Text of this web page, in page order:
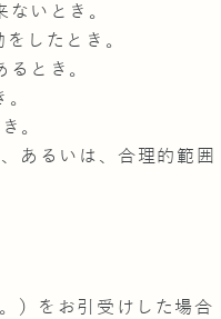
いとき。
したとき。
とき。
。
あるいは、合理的範囲
）をお引受けした場合